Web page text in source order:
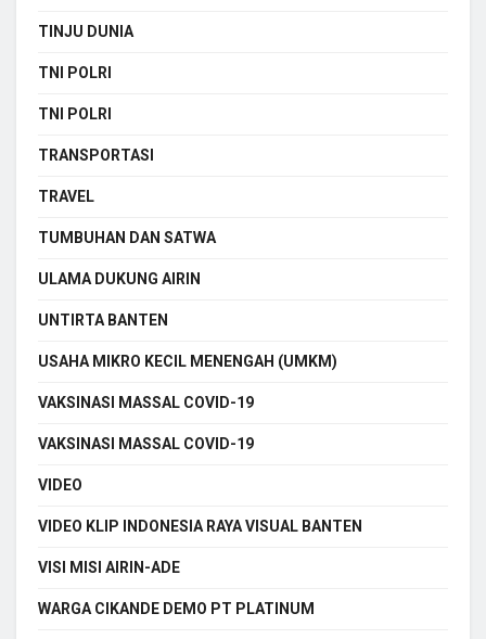
TINJU DUNIA
TNI POLRI
TNI POLRI
TRANSPORTASI
TRAVEL
TUMBUHAN DAN SATWA
ULAMA DUKUNG AIRIN
UNTIRTA BANTEN
USAHA MIKRO KECIL MENENGAH (UMKM)
VAKSINASI MASSAL COVID-19
VAKSINASI MASSAL COVID-19
VIDEO
VIDEO KLIP INDONESIA RAYA VISUAL BANTEN
VISI MISI AIRIN-ADE
WARGA CIKANDE DEMO PT PLATINUM